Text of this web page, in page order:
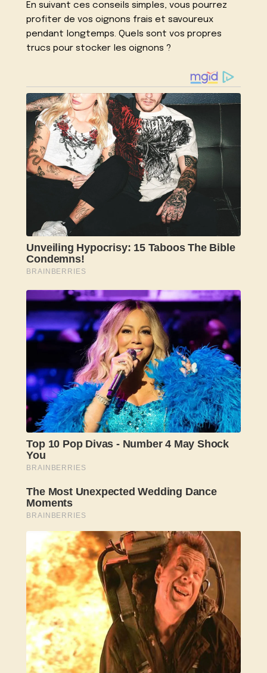
En suivant ces conseils simples, vous pourrez
profiter de vos oignons frais et savoureux
pendant longtemps. Quels sont vos propres
trucs pour stocker les oignons ?